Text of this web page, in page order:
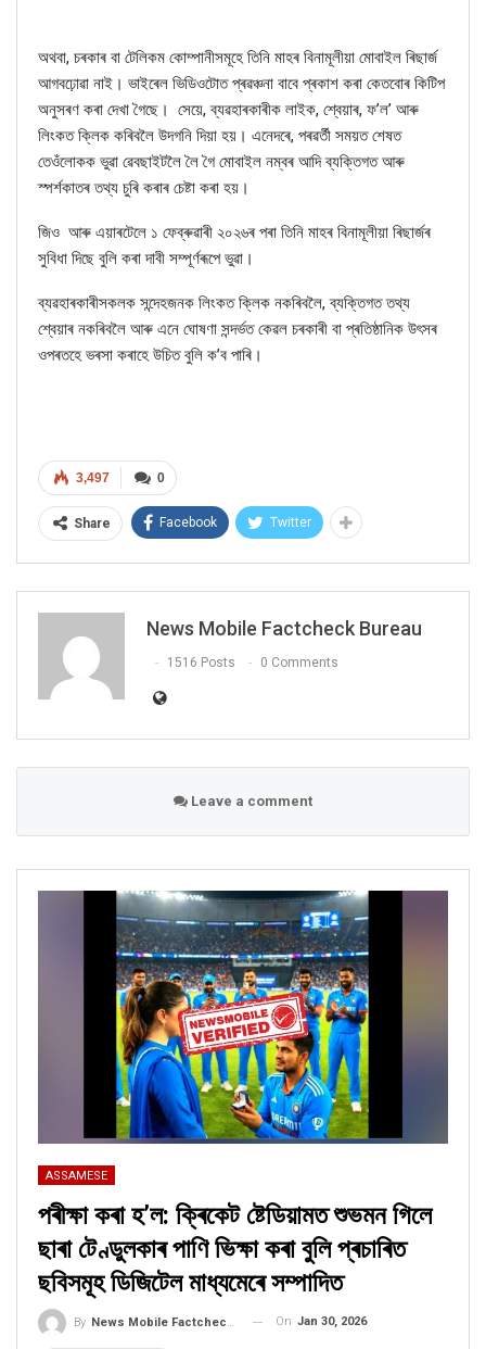
অথবা, চৰকাৰ বা টেলিকম কোম্পানীসমূহে তিনি মাহৰ বিনামূলীয়া মোবাইল ৰিছাৰ্জ
আগবঢ়োৱা নাই। ভাইৰেল ভিডিওটোত প্ৰৱঞ্চনা বাবে প্ৰকাশ কৰা কেতবোৰ কিটিপ
অনুসৰণ কৰা দেখা গৈছে । সেয়ে, ব্যৱহাৰকাৰীক লাইক, শ্বেয়াৰ, ফ’ল’ আৰু
লিংকত ক্লিক কৰিবলৈ উদগনি দিয়া হয়। এনেদৰে, পৰৱৰ্তী সময়ত শেষত
তেওঁলোকক ভুৱা ৱেবছাইটলৈ লৈ গৈ মোবাইল নম্বৰ আদি ব্যক্তিগত আৰু
স্পৰ্শকাতৰ তথ্য চুৰি কৰাৰ চেষ্টা কৰা হয়।
জিও আৰু এয়াৰটেলে ১ ফেব্ৰুৱাৰী ২০২৬ৰ পৰা তিনি মাহৰ বিনামূলীয়া ৰিছাৰ্জৰ
সুবিধা দিছে বুলি কৰা দাবী সম্পূৰ্ণৰূপে ভুৱা।
ব্যৱহাৰকাৰীসকলক সন্দেহজনক লিংকত ক্লিক নকৰিবলৈ,ব্যক্তিগত তথ্য
শ্বেয়াৰ নকৰিবলৈ আৰু এনে ঘোষণা সন্দৰ্ভত কেৱল চৰকাৰী বা প্ৰতিষ্ঠানিক উৎসৰ
ওপৰতহে ভৰসা কৰাহে উচিত বুলি ক’ব পাৰি।
0
3,497
Share Facebook Twitter
News Mobile Factcheck Bureau
1516 Posts 0 Comments
Leave a comment
ASSAMESE
পৰীক্ষা কৰা হ’ল: ক্ৰিকেট ষ্টেডিয়ামত শুভমন গিলে
ছাৰা টেণ্ডুলকাৰ পাণি ভিক্ষা কৰা বুলি প্ৰচাৰিত
ছবিসমূহ ডিজিটেল মাধ্যমেৰে সম্পাদিত
By News Mobile Factcheck Bureau On Jan 30, 2026